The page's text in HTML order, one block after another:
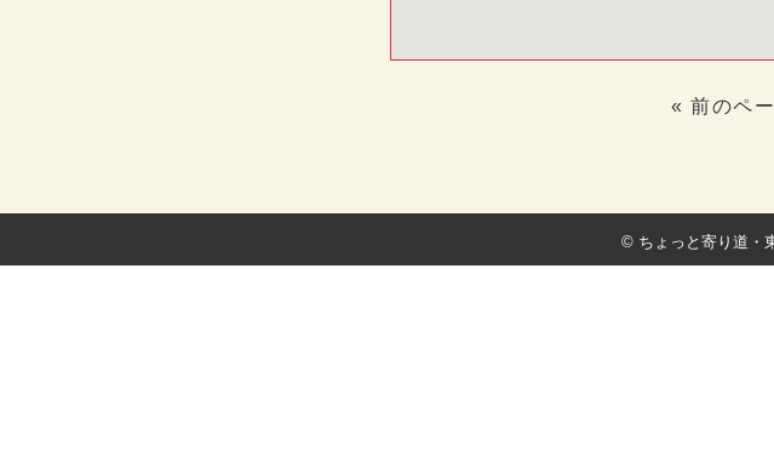
« 前のペ
© ちょっと寄り道・